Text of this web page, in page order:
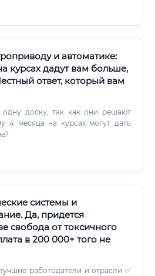
и автоматике:
курсах дадут вам больше,
ответ, который вам
одну доску, так как они решают
4 месяца на курсах могут дать
системы и
Да, придется
свобода от токсичного
в 200 000+ того не
работодатели и отрасли ✅